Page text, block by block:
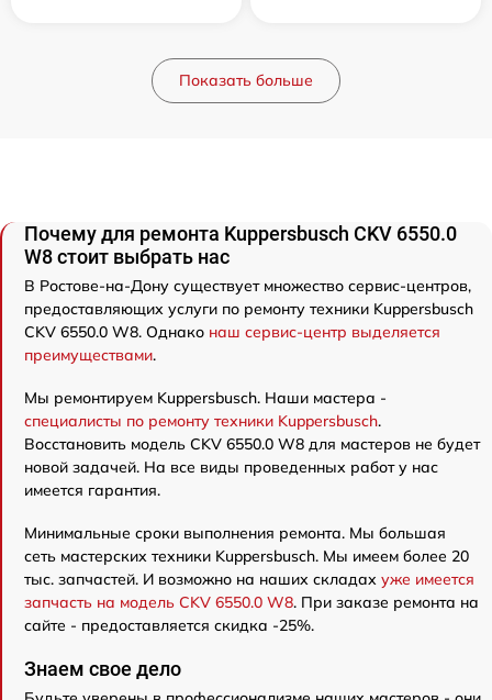
Показать больше
Почему для ремонта Kuppersbusch CKV 6550.0
W8 стоит выбрать нас
В Ростове-на-Дону существует множество сервис-центров,
предоставляющих услуги по ремонту техники Kuppersbusch
CKV 6550.0 W8. Однако наш сервис-центр выделяется
преимуществами.
Мы ремонтируем Kuppersbusch. Наши мастера -
специалисты по ремонту техники Kuppersbusch.
Восстановить модель CKV 6550.0 W8 для мастеров не будет
новой задачей. На все виды проведенных работ у нас
имеется гарантия.
Минимальные сроки выполнения ремонта. Мы большая
сеть мастерских техники Kuppersbusch. Мы имеем более 20
тыс. запчастей. И возможно на наших складах уже имеется
запчасть на модель CKV 6550.0 W8. При заказе ремонта на
сайте - предоставляется скидка -25%.
Знаем свое дело